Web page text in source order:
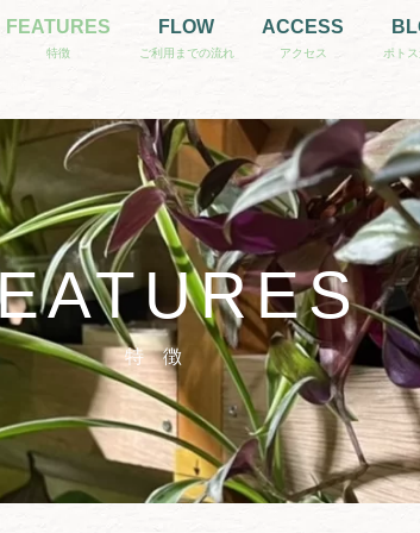
FEATURES FLOW ACCESS
特 徴